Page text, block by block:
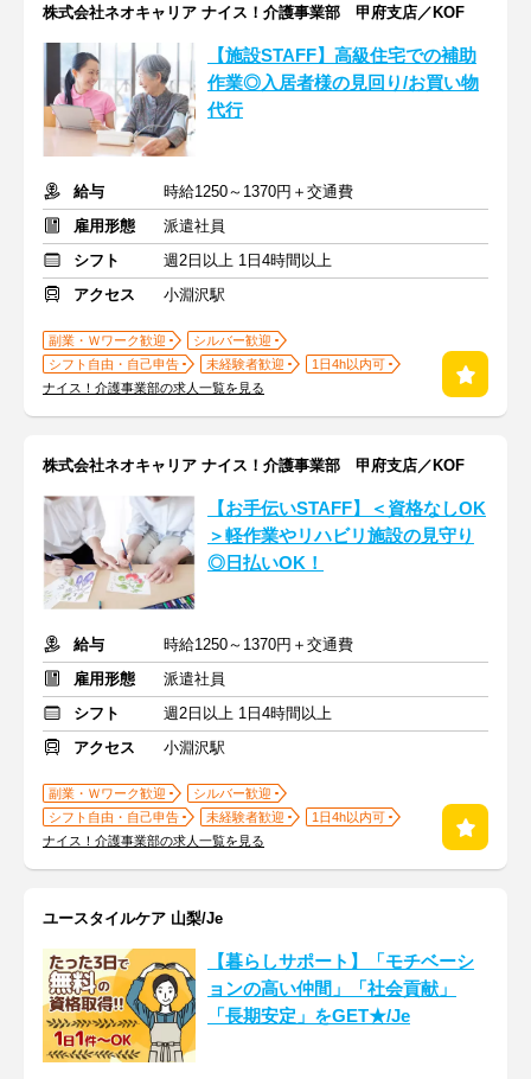
株式会社ネオキャリア ナイス！介護事業部 甲府支店／KOF
【施設STAFF】高級住宅での補助
作業◎入居者様の見回り/お買い物
代行
給与
時給1250～1370円＋交通費
雇用形態
派遣社員
シフト
週2日以上 1日4時間以上
アクセス
小淵沢駅
副業・Ｗワーク歓迎
シルバー歓迎
シフト自由・自己申告
未経験者歓迎
1日4h以内可
ナイス！介護事業部の求人一覧を見る
株式会社ネオキャリア ナイス！介護事業部 甲府支店／KOF
【お手伝いSTAFF】＜資格なしOK
＞軽作業やリハビリ施設の見守り
◎日払いOK！
給与
時給1250～1370円＋交通費
雇用形態
派遣社員
シフト
週2日以上 1日4時間以上
アクセス
小淵沢駅
副業・Ｗワーク歓迎
シルバー歓迎
シフト自由・自己申告
未経験者歓迎
1日4h以内可
ナイス！介護事業部の求人一覧を見る
ユースタイルケア 山梨/Je
【暮らしサポート】「モチベーシ
ョンの高い仲間」「社会貢献」
「長期安定」をGET★/Je